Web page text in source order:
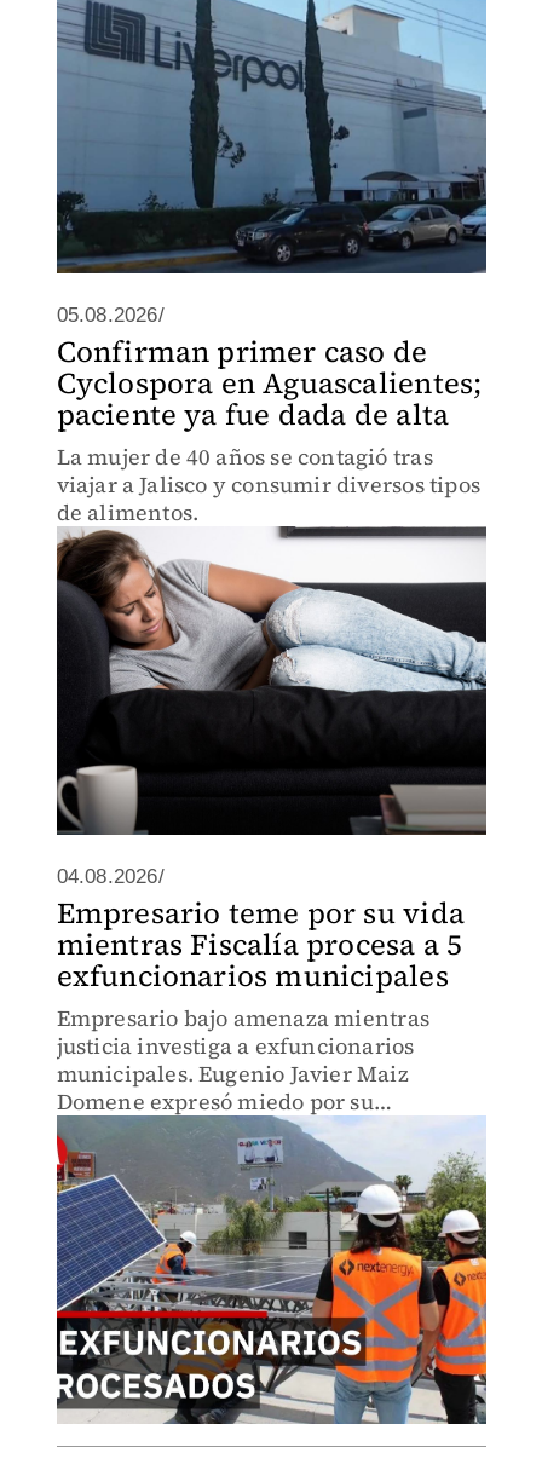
05.08.2026/
Confirman primer caso de
Cyclospora en Aguascalientes;
paciente ya fue dada de alta
La mujer de 40 años se contagió tras
viajar a Jalisco y consumir diversos tipos
de alimentos.
04.08.2026/
Empresario teme por su vida
mientras Fiscalía procesa a 5
exfuncionarios municipales
Empresario bajo amenaza mientras
justicia investiga a exfuncionarios
municipales. Eugenio Javier Maiz
Domene expresó miedo por su
integridad. Proyecto de energía solar
dejó pérdidas multimillonarias en
Aguascalientes.